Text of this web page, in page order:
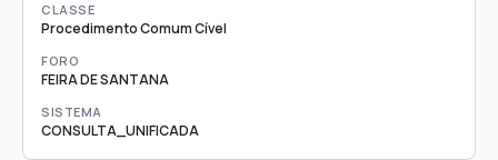
CLASSE
Procedimento Comum Cível
FORO
FEIRA DE SANTANA
SISTEMA
CONSULTA_UNIFICADA